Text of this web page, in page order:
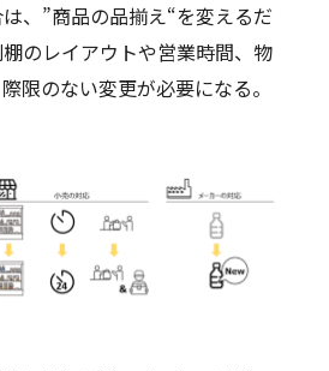
、”商品の品揃え“を変えるだ
のレイアウトや営業時間、物
限のない変更が必要になる。